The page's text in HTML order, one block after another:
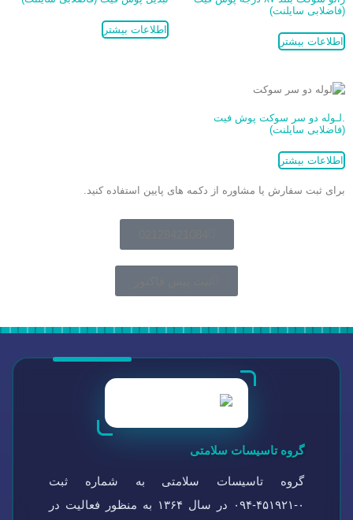
(فاضلابی سایلنت)
اطلاعات بیشتر
اطلاعات بیشتر
.لـوله دو سر سوکت پوش فیت
(فاضلابی سایلنت)
اطلاعات بیشتر
برای ثبت سفارش یا مشاوره از دکمه های پایین استفاده کنید.
گروه تاسیسات سلامتی
گروه تاسیسات سلامتی به شماره ثبت
۰-۴۵۱۹۲۱-۰۹۴ در سال ۱۳۶۴ به منظور فعالیت در